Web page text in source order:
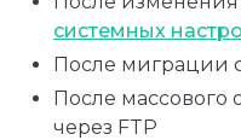
системных
После миграции
После массового
через FTP